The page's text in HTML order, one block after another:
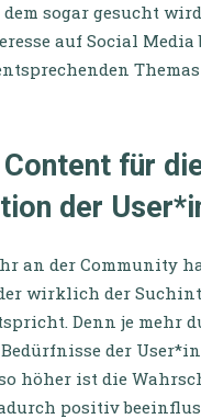
sogar gesucht
auf Social Media
für
der
an der Community
wirklich der
Denn je mehr
der
höher ist die
positiv